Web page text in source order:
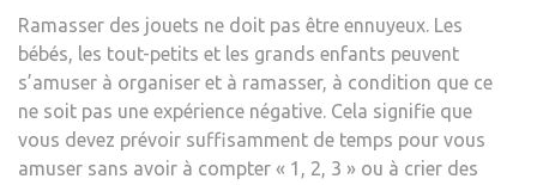
Ramasser des jouets ne doit pas être ennuyeux. Les
bébés, les tout-petits et les grands enfants peuvent
s’amuser à organiser et à ramasser, à condition que ce
ne soit pas une expérience négative. Cela signifie que
vous devez prévoir suffisamment de temps pour vous
amuser sans avoir à compter « 1, 2, 3 » ou à crier des